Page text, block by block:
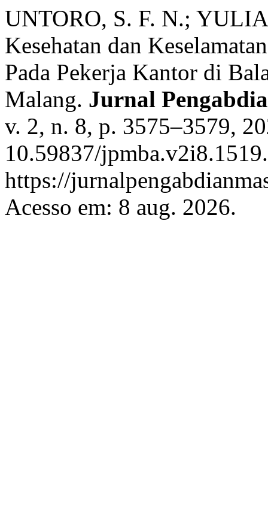
UNTORO, S. F. N.;
Kesehatan dan
Pada Pekerja Kantor di
Malang. Jurnal
v. 2, n. 8, p. 3575–3579,
10.59837/
https://
Acesso em: 8 aug. 2026.